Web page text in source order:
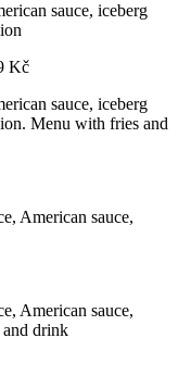
sauce, iceberg
Kč
sauce, iceberg
Menu with fries and
American sauce,
American sauce,
drink